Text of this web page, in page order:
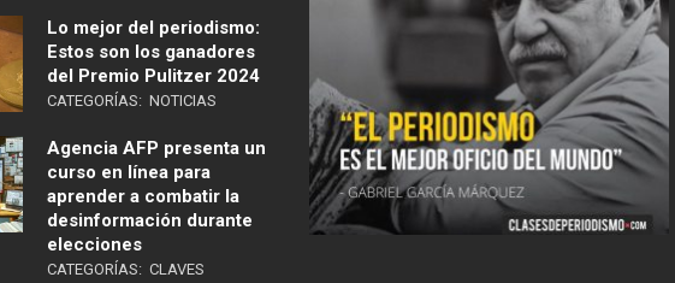
Lo mejor del periodismo:
Estos son los ganadores
del Premio Pulitzer 2024
CATEGORÍAS: NOTICIAS
Agencia AFP presenta un
curso en línea para
aprender a combatir la
desinformación durante
elecciones
CATEGORÍAS: CLAVES